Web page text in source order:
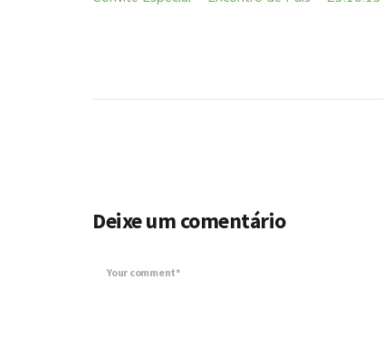
Deixe um comentário
Your comment*